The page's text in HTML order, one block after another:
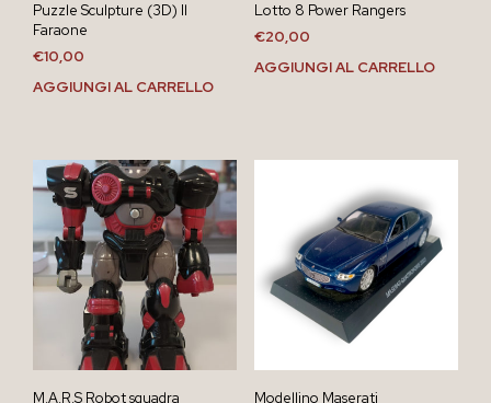
Puzzle Sculpture (3D) Il
Faraone
€10,00
AGGIUNGI AL CARRELLO
Lotto 8 Power Rangers
€20,00
AGGIUNGI AL CARRELLO
M.A.R.S Robot squadra Modellino Maserati